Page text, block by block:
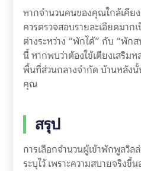
หากจำนวนคนของคุณใกล้เคีย
ควรตรวจสอบรายละเอียดมาก
ต่างระหว่าง “พักได้” กับ “พัก
นี้ หากพบว่าต้องใช้เตียงเสริม
พื้นที่ส่วนกลางจำกัด บ้านหลังนั้
คุณ
สรุป
การเลือกจำนวนผู้เข้าพักพูลวิล
ระบุไว้ เพราะความสบายจริง